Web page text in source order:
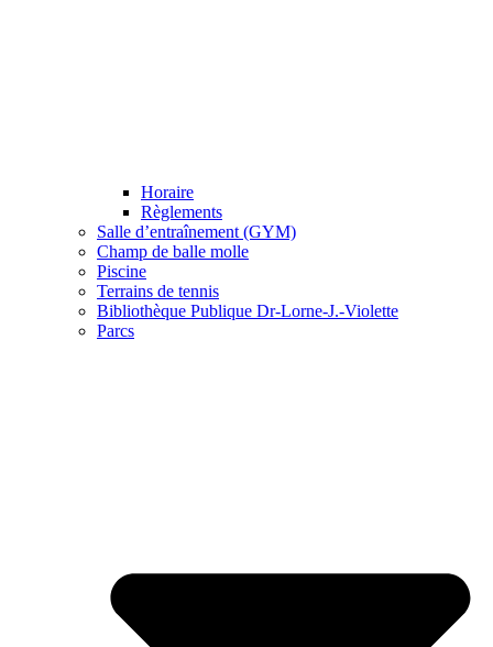
Horaire
Règlements
Salle d’entraînement (GYM)
Champ de balle molle
Piscine
Terrains de tennis
Bibliothèque Publique Dr-Lorne-J.-Violette
Parcs